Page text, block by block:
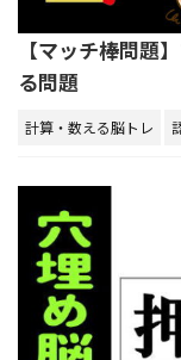
【マッチ棒問題
る問題
計算・数える脳トレ